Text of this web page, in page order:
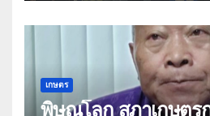
เกษตร
พิษณุโลก สภาเกษตร